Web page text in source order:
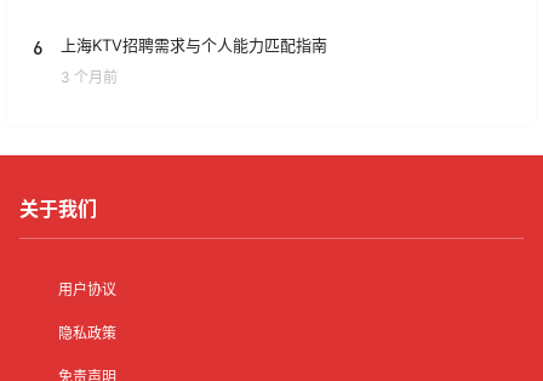
6 上海KTV招聘需求与个人能力匹配指南
3 个月前
关于我们
用户协议
隐私政策
免责声明